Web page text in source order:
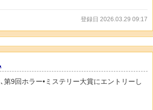
登録日 2026.03.29 09:17
9回ホラー•ミステリー大賞にエントリーし